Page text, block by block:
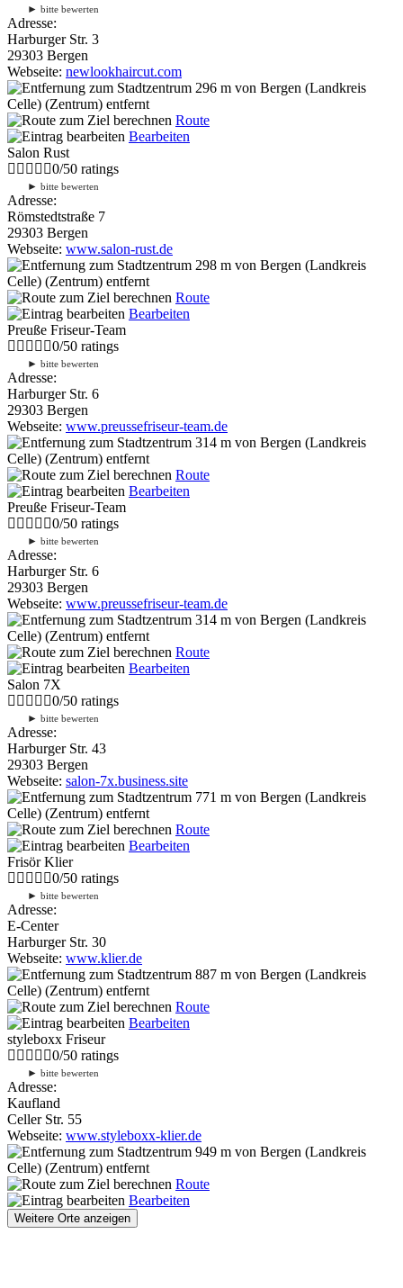
► bitte bewerten
Adresse:
Harburger Str. 3
29303 Bergen
Webseite: newlookhaircut.com
296 m von Bergen (Landkreis
Celle) (Zentrum) entfernt
Route
Bearbeiten
Salon Rust
0/50 ratings
► bitte bewerten
Adresse:
Römstedtstraße 7
29303 Bergen
Webseite: www.salon-rust.de
298 m von Bergen (Landkreis
Celle) (Zentrum) entfernt
Route
Bearbeiten
Preuße Friseur-Team
0/50 ratings
► bitte bewerten
Adresse:
Harburger Str. 6
29303 Bergen
Webseite: www.preussefriseur-team.de
314 m von Bergen (Landkreis
Celle) (Zentrum) entfernt
Route
Bearbeiten
Preuße Friseur-Team
0/50 ratings
► bitte bewerten
Adresse:
Harburger Str. 6
29303 Bergen
Webseite: www.preussefriseur-team.de
314 m von Bergen (Landkreis
Celle) (Zentrum) entfernt
Route
Bearbeiten
Salon 7X
0/50 ratings
► bitte bewerten
Adresse:
Harburger Str. 43
29303 Bergen
Webseite: salon-7x.business.site
771 m von Bergen (Landkreis
Celle) (Zentrum) entfernt
Route
Bearbeiten
Frisör Klier
0/50 ratings
► bitte bewerten
Adresse:
E-Center
Harburger Str. 30
Webseite: www.klier.de
887 m von Bergen (Landkreis
Celle) (Zentrum) entfernt
Route
Bearbeiten
styleboxx Friseur
0/50 ratings
► bitte bewerten
Adresse:
Kaufland
Celler Str. 55
Webseite: www.styleboxx-klier.de
949 m von Bergen (Landkreis
Celle) (Zentrum) entfernt
Route
Bearbeiten
Weitere Orte anzeigen